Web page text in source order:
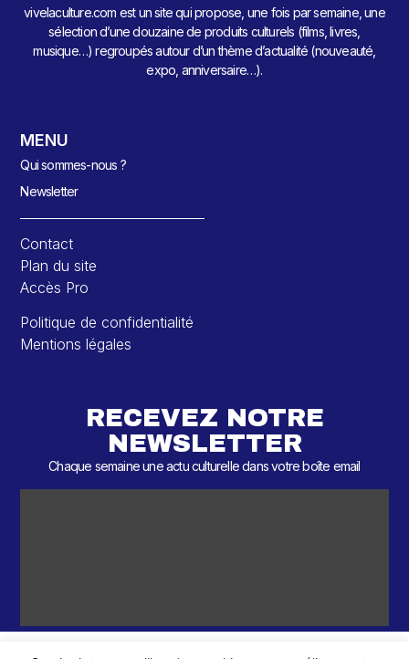
vivelaculture.com est un site qui propose, une fois par semaine, une
sélection d’une douzaine de produits culturels (films, livres,
musique…) regroupés autour d’un thème d’actualité (nouveauté,
expo, anniversaire…).
MENU
Qui sommes-nous ?
Newsletter
Contact
Plan du site
Accès Pro
Politique de confidentialité
Mentions légales
RECEVEZ NOTRE
NEWSLETTER
Chaque semaine une actu culturelle dans votre boîte email